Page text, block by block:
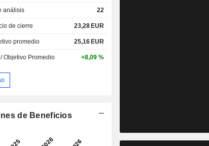
análisis 22
de cierre 23,28 EUR
promedio 25,16 EUR
Objetivo Promedio +8,09 %
de Beneficios